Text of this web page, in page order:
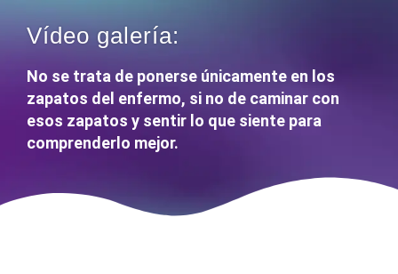
Vídeo galería:​
No se trata de ponerse únicamente en los
zapatos del enfermo, si no de caminar con
esos zapatos y sentir lo que siente para
comprenderlo mejor.